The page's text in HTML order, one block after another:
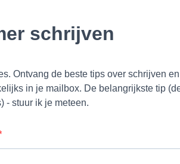
schrijven
Ontvang de beste tips over schrijven en
in je mailbox. De belangrijkste tip
- stuur ik je meteen.